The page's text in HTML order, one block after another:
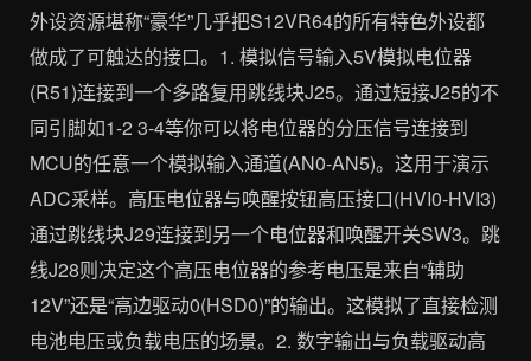
外设资源堪称“豪华”几乎把S12VR64的所有特色外设都
做成了可触达的接口。1. 模拟信号输入5V模拟电位器
(R51)连接到一个多路复用跳线块J25。通过短接J25的不
同引脚如1-2 3-4等你可以将电位器的分压信号连接到
MCU的任意一个模拟输入通道(AN0-AN5)。这用于演示
ADC采样。高压电位器与唤醒按钮高压接口(HVI0-HVI3)
通过跳线块J29连接到另一个电位器和唤醒开关SW3。跳
线J28则决定这个高压电位器的参考电压是来自“辅助
12V”还是“高边驱动0(HSD0)”的输出。这模拟了直接检测
电池电压或负载电压的场景。2. 数字输出与负载驱动高